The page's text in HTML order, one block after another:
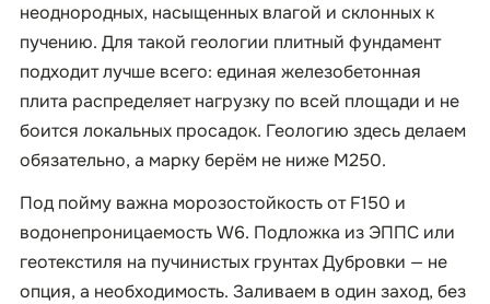
неоднородных, насыщенных влагой и склонных к
пучению. Для такой геологии плитный фундамент
подходит лучше всего: единая железобетонная
плита распределяет нагрузку по всей площади и не
боится локальных просадок. Геологию здесь делаем
обязательно, а марку берём не ниже М250.
Под пойму важна морозостойкость от F150 и
водонепроницаемость W6. Подложка из ЭППС или
геотекстиля на пучинистых грунтах Дубровки — не
опция, а необходимость. Заливаем в один заход, без